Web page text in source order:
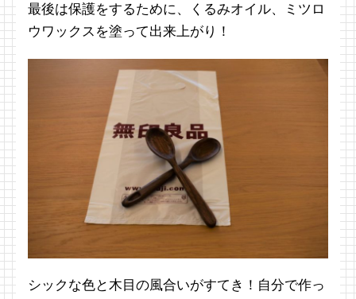
最後は保護をするために、くるみオイル、ミツロ
ウワックスを塗って出来上がり！
シックな色と木目の風合いがすてき！自分で作っ